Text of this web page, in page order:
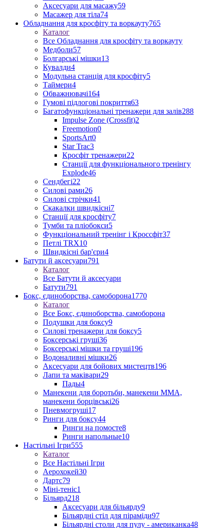
Аксесуари для масажу59
Масажер для тіла74
Обладнання для кросфіту та воркауту765
Каталог
Все Обладнання для кросфіту та воркауту
Медболи57
Болгарські мішки13
Кувалди4
Модульна станція для кросфіту5
Таймери4
Обважнювачі164
Гумові підлогові покриття63
Багатофункціональні тренажери для залів288
Impulse Zone (Crossfit)2
Freemotion0
SportsArt0
Star Trac3
Кросфіт тренажери22
Станції для функціонального тренінгу
Explode46
Сендбегі22
Силові рами26
Силові стрічки41
Скакалки швидкісні7
Станції для кросфіту7
Тумби та пліобокси5
Функціональний тренінг і Кроссфіт37
Петлі TRX10
Швидкісні бар'єри4
Батути й аксесуари791
Каталог
Все Батути й аксесуари
Батути791
Бокс, єдиноборства, самоборона1770
Каталог
Все Бокс, єдиноборства, самоборона
Подушки для боксу9
Силові тренажери для боксу5
Боксерські груші36
Боксерські мішки та груші196
Водоналивні мішки26
Аксесуари для бойових мистецтв196
Лапи та маківари29
Пады4
Манекени для боротьби, манекени ММА,
манекени борцівські26
Пневмогруші17
Ринги для боксу44
Ринги на помосте8
Ринги напольные10
Настільні Ігри555
Каталог
Все Настільні Ігри
Аерохокей30
Дартс79
Міні-теніс1
Більярд218
Аксесуари для більярду9
Більярдні стіл для піраміди97
Більярдні столи для пулу - американка48